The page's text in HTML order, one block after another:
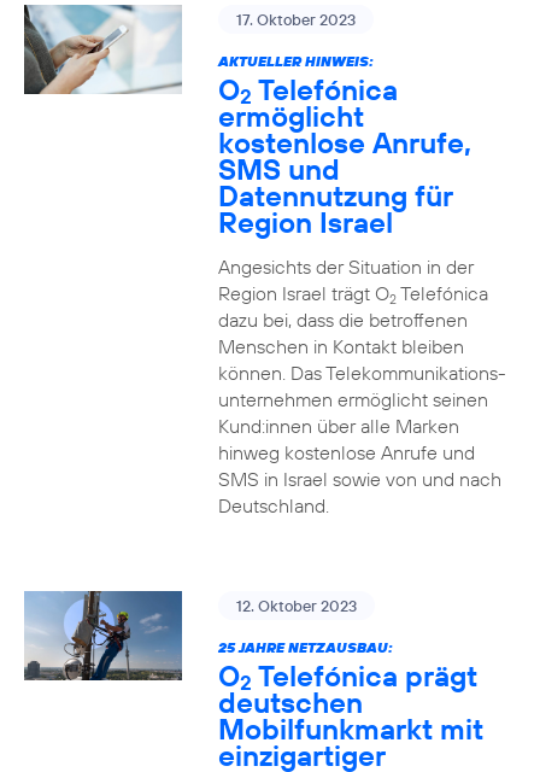
17. Oktober 2023
AKTUELLER HINWEIS:
O2 Telefónica
ermöglicht
kostenlose Anrufe,
SMS und
Datennutzung für
Region Israel
Angesichts der Situation in der
Region Israel trägt O2Telefónica
dazu bei, dass die betroffenen
Menschen in Kontakt bleiben
können. Das Telekommunikations­
unternehmen ermöglicht seinen
Kund:innen über alle Marken
hinweg kostenlose Anrufe und
SMS in Israel sowie von und nach
Deutschland.
12. Oktober 2023
25 JAHRE NETZAUSBAU:
O2 Telefónica prägt
deutschen
Mobilfunkmarkt mit
einzigartiger